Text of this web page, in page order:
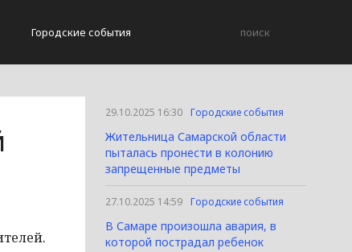
Городские события
29.10.2025 16:30 Городские события
Жительница Самарской области
пыталась пронести в колонию
запрещенные предметы
27.10.2025 14:59 Городские события
В Самаре произошла авария, в
которой пострадал ребенок